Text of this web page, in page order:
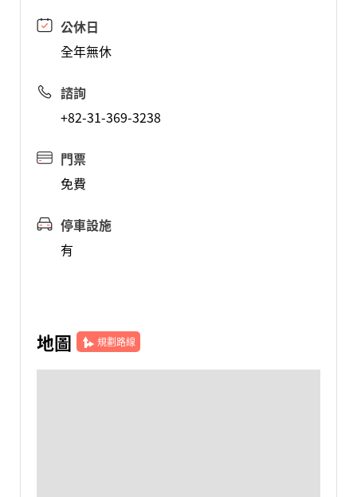
公休日
全年無休
諮詢
+82-31-369-3238
門票
免費
停車設施
有
地圖 規劃路線